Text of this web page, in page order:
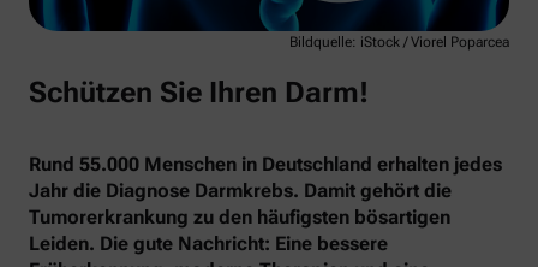
Bildquelle: iStock / Viorel Poparcea
Schützen Sie Ihren Darm!
Rund 55.000 Menschen in Deutschland erhalten jedes
Jahr die Diagnose Darmkrebs. Damit gehört die
Tumorerkrankung zu den häufigsten bösartigen
Leiden. Die gute Nachricht: Eine bessere